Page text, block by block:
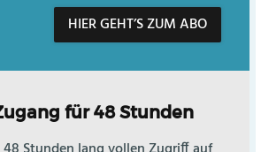
HIER GEHT’S ZUM ABO
für 48 Stunden